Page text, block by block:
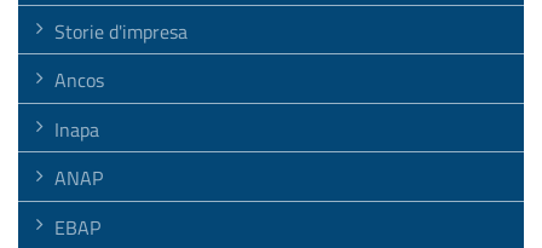
Storie d'impresa
Ancos
Inapa
ANAP
EBAP